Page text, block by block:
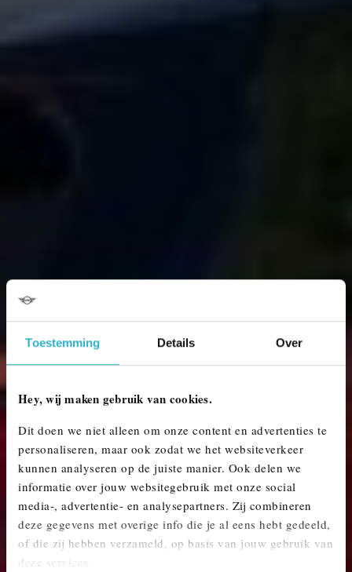
Toestemming Details Over
Hey, wij maken gebruik van cookies.
Dit doen we niet alleen om onze content en advertenties te
personaliseren, maar ook zodat we het websiteverkeer
kunnen analyseren op de juiste manier. Ook delen we
informatie over jouw websitegebruik met onze social
media-, advertentie- en analysepartners. Zij combineren
deze gegevens met overige info die je al eens hebt gedeeld,
of die zij hebben verzameld, op basis van jouw gebruik van
deze services.
MINI KOPEN? ONTDEK ONS AANBOD.